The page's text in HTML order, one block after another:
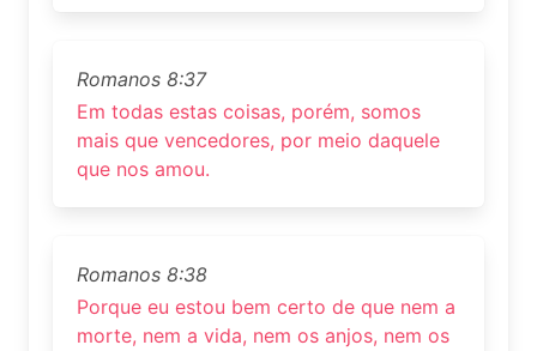
Romanos 8:37
Em todas estas coisas, porém, somos
mais que vencedores, por meio daquele
que nos amou.
Romanos 8:38
Porque eu estou bem certo de que nem a
morte, nem a vida, nem os anjos, nem os